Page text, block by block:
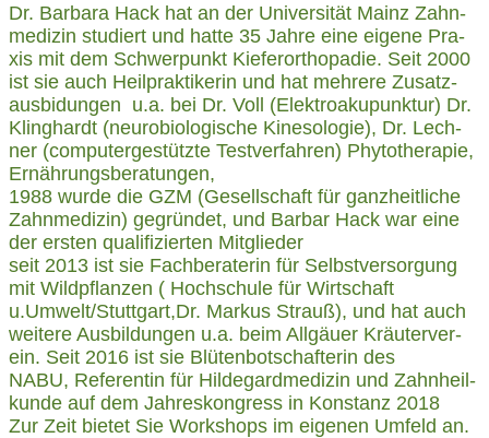
Dr. Bar­ba­ra Hack hat an der Uni­ver­si­tät Mainz Zahn­
me­di­zin stu­diert und hat­te 35 Jah­re eine eige­ne Pra­
xis mit dem Schwer­punkt Kie­fer­or­tho­pa­die. Seit 2000
ist sie auch Heil­prak­ti­ke­rin und hat meh­re­re Zusatz­
aus­bi­dun­gen u.a. bei Dr. Voll (Elek­tro­aku­punk­tur) Dr.
Kling­hardt (neu­ro­bio­lo­gi­sche Kine­so­lo­gie), Dr. Lech­
ner (com­pu­ter­ge­stütz­te Test­ver­fah­ren) Phy­to­the­ra­pie,
Ernährungsberatungen,
1988 wur­de die GZM (Gesell­schaft für ganz­heit­li­che
Zahn­me­di­zin) gegrün­det, und Bar­bar Hack war eine
der ers­ten qua­li­fi­zier­ten Mitglieder
seit 2013 ist sie Fach­be­ra­te­rin für Selbst­ver­sor­gung
mit Wild­pflan­zen ( Hoch­schu­le für Wirt­schaft
u.Umwelt/Stuttgart,Dr. Mar­kus Strauß), und hat auch
wei­te­re Aus­bil­dun­gen u.a. beim All­gäu­er Kräu­ter­ver­
ein. Seit 2016 ist sie Blü­ten­bot­schaf­te­rin des
NABU, Refe­ren­tin für Hil­de­gard­me­di­zin und Zahn­heil­
kun­de auf dem Jah­res­kon­gress in Kon­stanz 2018
Zur Zeit bie­tet Sie Work­shops im eige­nen Umfeld an.